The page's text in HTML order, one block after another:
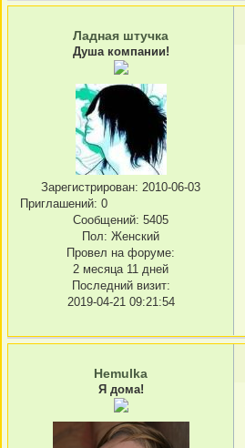
Ладная штучка
Душа компании!
Зарегистрирован: 2010-06-03
Приглашений: 0
Сообщений: 5405
Пол: Женский
Провел на форуме:
2 месяца 11 дней
Последний визит:
2019-04-21 09:21:54
Hemulka
Я дома!